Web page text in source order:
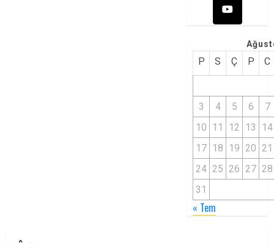
P S Ç P C
3 4 5 6
7
10 11 12 13
14
17 18 19 20 21
24 25 26 27 28
31
« Tem